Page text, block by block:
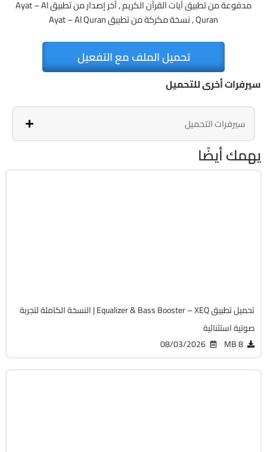
مدفوعة من تطبيق آيات القرآن الكريم , آخر إصدار من تطبيق Ayat – Al
Quran , نسخة مكركة من تطبيق Ayat – Al Quran
تحميل الملف مع التفعيل
سيرفرات أخرى للتحميل
سيرفرات التحميل
يهمك أيضًا
تحميل تطبيق Equalizer & Bass Booster – XEQ | النسخة الكاملة لتجربة
صوتية استثنائية
8 MB
08/03/2026